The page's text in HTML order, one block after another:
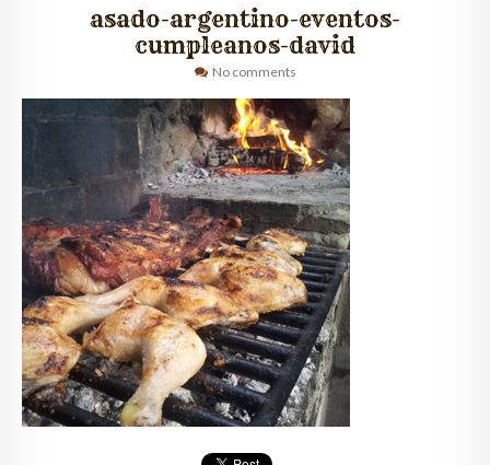
QUIÉNES SOMOS
CLIENTES
CONTACTO
asado-argentino-eventos-
cumpleanos-david
No comments